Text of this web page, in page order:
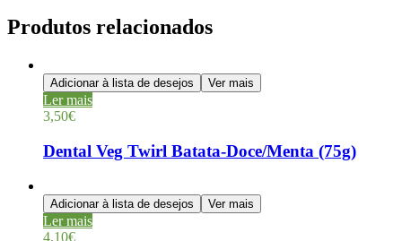
Produtos relacionados
Adicionar à lista de desejos Ver mais
Ler mais
3,50€
Dental Veg Twirl Batata-Doce/Menta (75g)
Adicionar à lista de desejos Ver mais
Ler mais
4,10€